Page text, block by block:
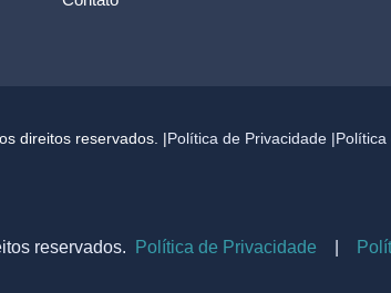
direitos reservados. |Política de Privacidade |Política
reservados. Política de Privacidade